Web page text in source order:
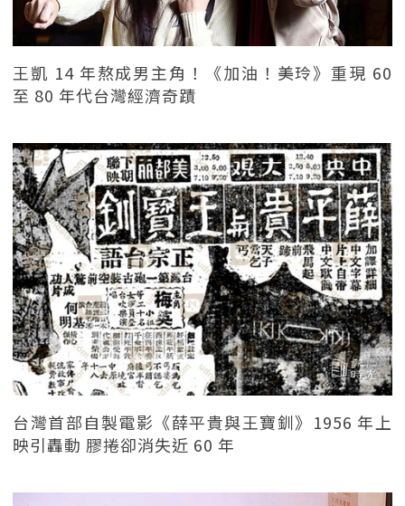
王凱 14 年熬成男主角！《加油！美玲》重現 60
至 80 年代台灣經濟奇蹟
台灣首部自製電影《薛平貴與王寶釧》1956 年上
映引轟動 膠捲卻消失近 60 年